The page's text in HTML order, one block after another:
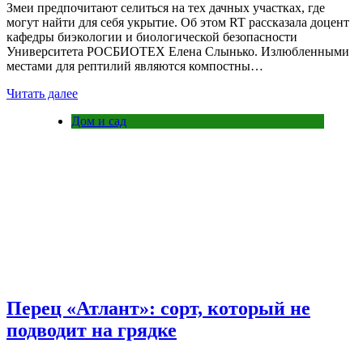
Змеи предпочитают селиться на тех дачных участках, где
могут найти для себя укрытие. Об этом RT рассказала доцент
кафедры биэкологии и биологической безопасности
Университета РОСБИОТЕХ Елена Слынько. Излюбленными
местами для рептилий являются компостны…
Читать далее
Дом и сад
Перец «Атлант»: сорт, который не
подводит на грядке